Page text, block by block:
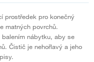
prostředek pro konečný
matných povrchů.
balením nábytku, aby se
Čistič je nehořlavý a jeho